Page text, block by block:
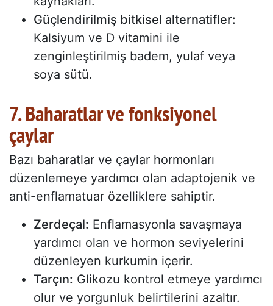
Güçlendirilmiş bitkisel alternatifler:
Kalsiyum ve D vitamini ile
zenginleştirilmiş badem, yulaf veya
soya sütü.
7. Baharatlar ve fonksiyonel
çaylar
Bazı baharatlar ve çaylar hormonları
düzenlemeye yardımcı olan adaptojenik ve
anti-enflamatuar özelliklere sahiptir.
Zerdeçal: Enflamasyonla savaşmaya
yardımcı olan ve hormon seviyelerini
düzenleyen kurkumin içerir.
Tarçın: Glikozu kontrol etmeye yardımcı
olur ve yorgunluk belirtilerini azaltır.